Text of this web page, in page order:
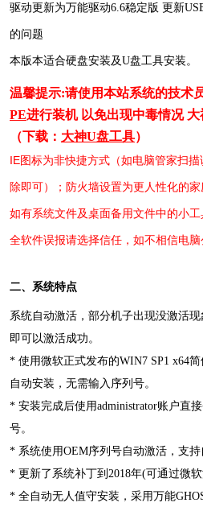
驱动更新为万能驱动6.6稳定版 更新
的问题
本版本适合硬盘安装及U盘工具安装。
温馨提示:请使用本站系统的技术
PE进行装机 以免出现中毒情况 大
（下载： 大神U盘工具）
IE图标为非快捷方式（如电脑管家扫
除即可）；防火墙设置为更人性化的
如有系统文件及桌面备用文件中的小
全软件误报请选择信任，如不相信电脑
二、系统特点
系统自动激活，部分机子出现没激活
即可以激活成功。
* 使用微软正式发布的WIN7 SP1 x64
自动安装，无需输入序列号。
* 安装完成后使用administrator账户直
号。
* 系统使用OEM序列号自动激活，支持
* 更新了系统补丁到2018年(可通过微软
* 全自动无人值守安装，采用万能